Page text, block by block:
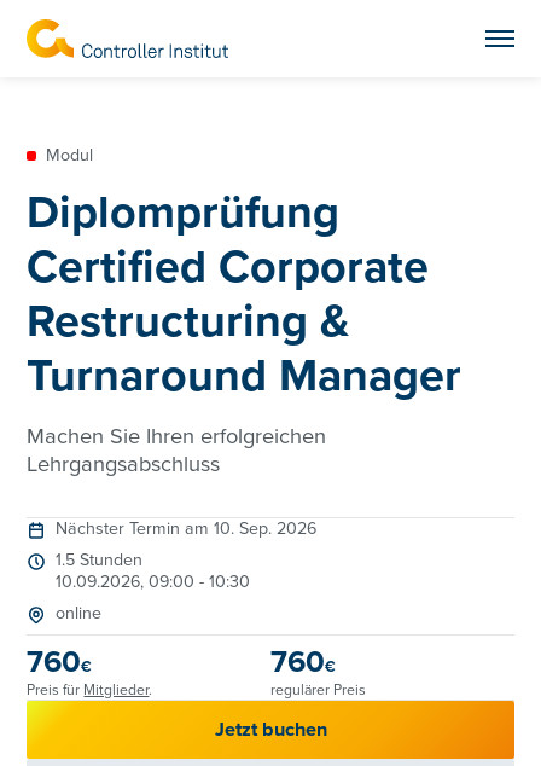
Modul
Diplomprüfung
Certified Corporate
Restructuring &
Turnaround Manager
Machen Sie Ihren erfolgreichen
Lehrgangsabschluss
Nächster Termin am 10. Sep. 2026
1.5 Stunden
10.09.2026, 09:00 - 10:30
online
760€
Preis für Mitglieder.
760€
regulärer Preis
Jetzt buchen